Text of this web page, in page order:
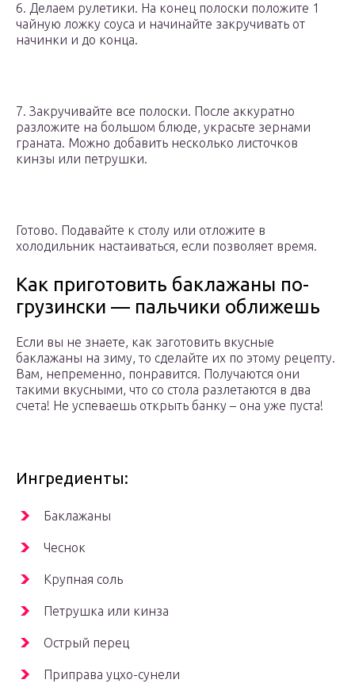
6. Делаем рулетики. На конец полоски положите 1
чайную ложку соуса и начинайте закручивать от
начинки и до конца.
7. Закручивайте все полоски. После аккуратно
разложите на большом блюде, украсьте зернами
граната. Можно добавить несколько листочков
кинзы или петрушки.
Готово. Подавайте к столу или отложите в
холодильник настаиваться, если позволяет время.
Как приготовить баклажаны по-
грузински — пальчики оближешь
Если вы не знаете, как заготовить вкусные
баклажаны на зиму, то сделайте их по этому рецепту.
Вам, непременно, понравится. Получаются они
такими вкусными, что со стола разлетаются в два
счета! Не успеваешь открыть банку – она уже пуста!
Ингредиенты:
Баклажаны
Чеснок
Крупная соль
Петрушка или кинза
Острый перец
Приправа уцхо-сунели